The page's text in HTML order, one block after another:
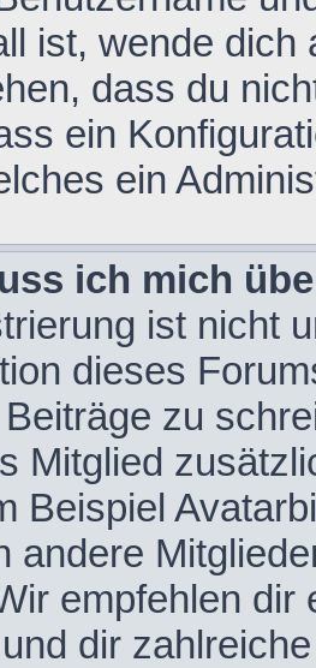
ist, wende dich
dass du
ein
ein
ich mich
ist nicht
dieses
zu
Mitglied
Beispiel
andere
empfehlen
dir